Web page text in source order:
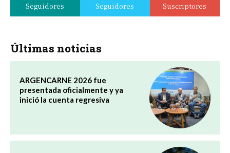
Seguidores Seguidores Suscriptores
Últimas noticias
ARGENCARNE 2026 fue
presentada oficialmente y ya
inició la cuenta regresiva